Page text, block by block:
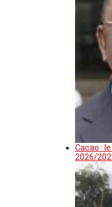
Cacao :
2026/